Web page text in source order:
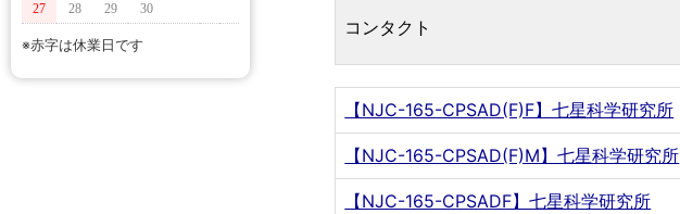
27
28 29 30
※赤字は休業日です
コンタクト
【NJC-165-CPSAD(F)F】七星科学研究所
【NJC-165-CPSAD(F)M】七星科学研究所
【NJC-165-CPSADF】七星科学研究所